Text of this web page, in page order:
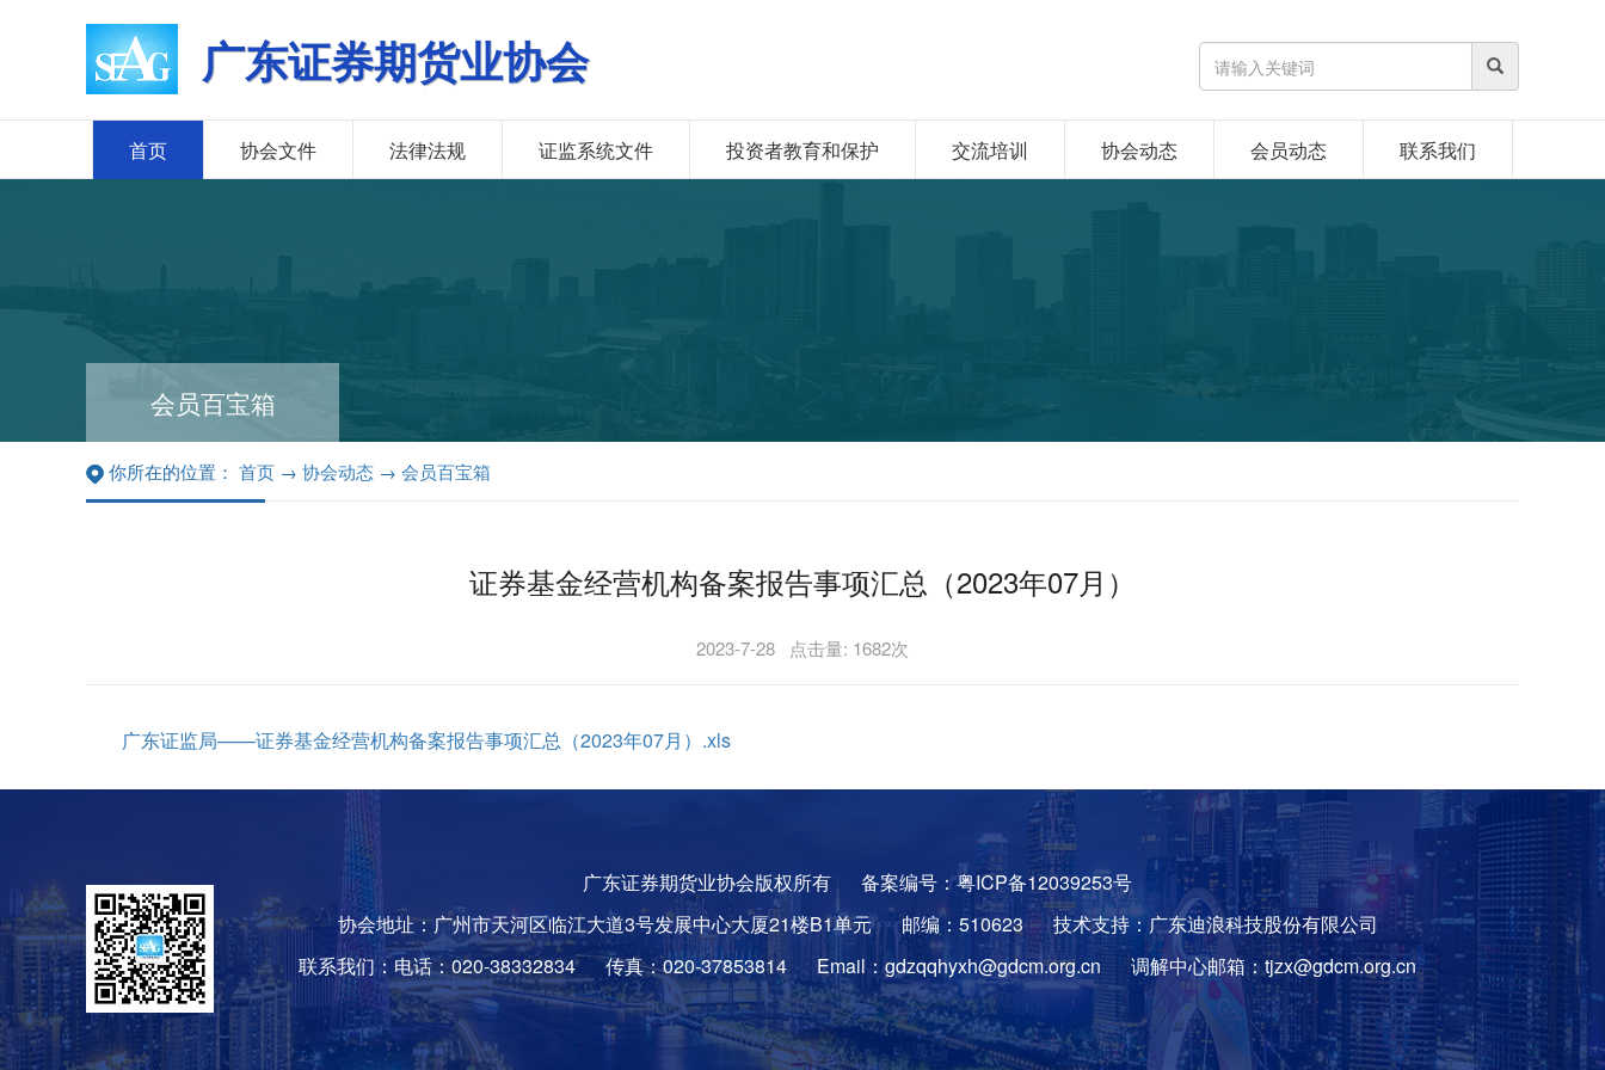
广东证券期货业协会
首页 协会文件 法律法规 证监系统文件 投资者教育和保护 交流培训 协会动态 会员动态 联系我们
会员百宝箱
你所在的位置： 首页 → 协会动态 → 会员百宝箱
证券基金经营机构备案报告事项汇总（2023年07月）
2023-7-28 点击量: 1682次
广东证监局——证券基金经营机构备案报告事项汇总（2023年07月）.xls
广东证券期货业协会版权所有
备案编号：粤ICP备12039253号
协会地址：广州市天河区临江大道3号发展中心大厦21楼B1单元
邮编：510623
技术支持：广东迪浪科技股份有限公司
联系我们：电话：020-38332834
传真：020-37853814 Email：gdzqqhyxh@gdcm.org.cn 调解中心邮箱：tjzx@gdcm.org.cn